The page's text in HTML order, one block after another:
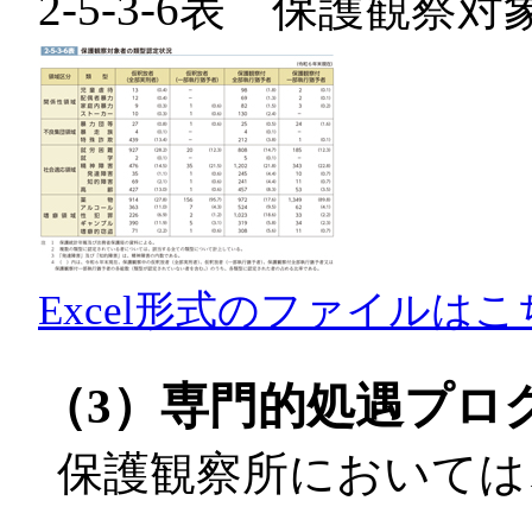
Excel形式のファイルはこ
（3）専門的処遇プロ
保護観察所において